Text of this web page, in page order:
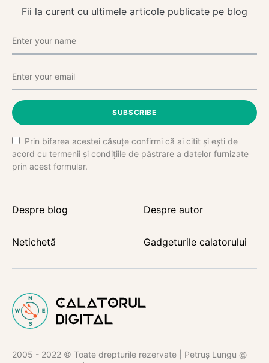
Fii la curent cu ultimele articole publicate pe blog
SUBSCRIBE
Prin bifarea acestei căsuțe confirmi că ai citit și ești de
acord cu termenii și condițiile de păstrare a datelor furnizate
prin acest formular.
Despre blog Despre autor
Netichetă Gadgeturile calatorului
2005 - 2022 © Toate drepturile rezervate | Petruș Lungu @